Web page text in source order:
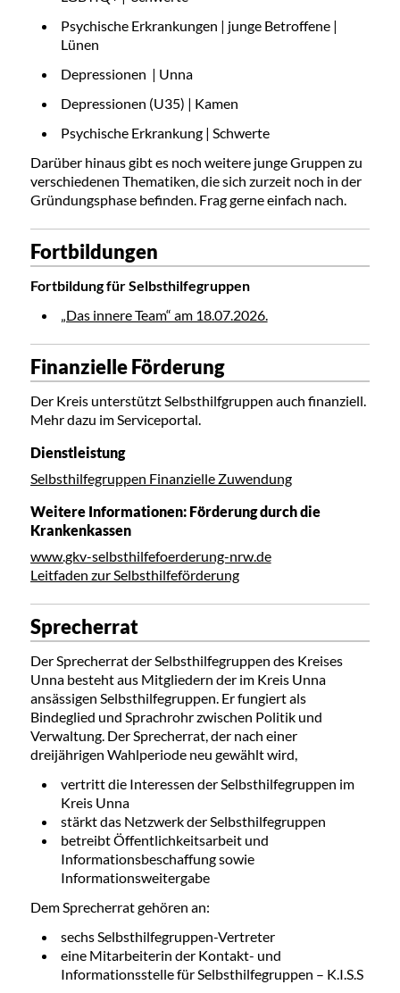
Psychische Erkrankungen | junge Betroffene |
Lünen
Depressionen | Unna
Depressionen (U35) | Kamen
Psychische Erkrankung | Schwerte
Darüber hinaus gibt es noch weitere junge Gruppen zu
verschiedenen Thematiken, die sich zurzeit noch in der
Gründungsphase befinden. Frag gerne einfach nach.
Fortbildungen
Fortbildung fürSelbsthilfegruppen
„Das innere Team“ am 18.07.2026.
Finanzielle Förderung
Der Kreis unterstützt Selbsthilfgruppen auch finanziell.
Mehr dazu im Serviceportal.
Dienstleistung
Selbsthilfegruppen Finanzielle Zuwendung
Weitere Informationen: Förderung durch die
Krankenkassen
www.gkv-selbsthilfefoerderung-nrw.de
Leitfaden zur Selbsthilfeförderung
Sprecherrat
Der Sprecherrat der Selbsthilfegruppen des Kreises
Unna besteht aus Mitgliedern der im Kreis Unna
ansässigen Selbsthilfegruppen. Er fungiert als
Bindeglied und Sprachrohr zwischen Politik und
Verwaltung. Der Sprecherrat, der nach einer
dreijährigen Wahlperiode neu gewählt wird,
vertritt die Interessen der Selbsthilfegruppen im
Kreis Unna
stärkt das Netzwerk der Selbsthilfegruppen
betreibt Öffentlichkeitsarbeit und
Informationsbeschaffung sowie
Informationsweitergabe
Dem Sprecherrat gehören an:
sechs Selbsthilfegruppen-Vertreter
eine Mitarbeiterin der Kontakt- und
Informationsstelle für Selbsthilfegruppen – K.I.S.S